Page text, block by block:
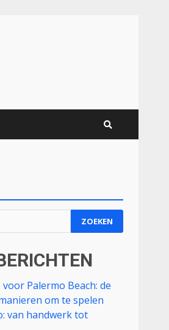
Palermo Beach: de
om te spelen
van handwerk tot